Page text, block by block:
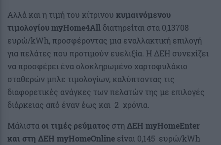
Αλλά και η τιμή του κίτρινου κυμαινόμενου
τιμολογίου myHome4All διατηρείται στα 0,13708
ευρώ/kWh, προσφέροντας μια εναλλακτική επιλογή
για πελάτες που προτιμούν ευελιξία. Η ΔΕΗ συνεχίζει
να προσφέρει ένα ολοκληρωμένο χαρτοφυλάκιο
σταθερών μπλε τιμολογίων, καλύπτοντας τις
διαφορετικές ανάγκες των πελατών της με επιλογές
διάρκειας από έναν έως και 2 χρόνια.
Μάλιστα οι τιμές ρεύματος στη ΔΕΗ myHomeEnter
και στη ΔΕΗ myHomeOnline είναι 0,145 ευρώ/kWh